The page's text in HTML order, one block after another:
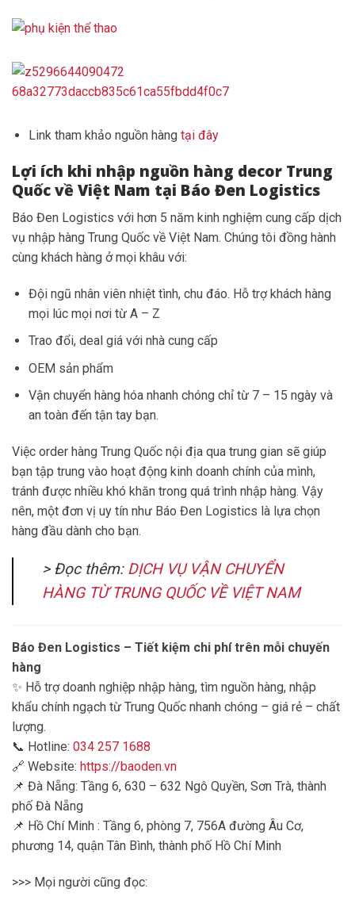
Link tham khảo nguồn hàng tại đây
Lợi ích khi nhập nguồn hàng decor Trung
Quốc về Việt Nam tại Báo Đen Logistics
Báo Đen Logistics với hơn 5 năm kinh nghiệm cung cấp dịch
vụ nhập hàng Trung Quốc về Việt Nam. Chúng tôi đồng hành
cùng khách hàng ở mọi khâu với:
Đội ngũ nhân viên nhiệt tình, chu đáo. Hỗ trợ khách hàng
mọi lúc mọi nơi từ A – Z
Trao đổi, deal giá với nhà cung cấp
OEM sản phẩm
Vận chuyển hàng hóa nhanh chóng chỉ từ 7 – 15 ngày và
an toàn đến tận tay bạn.
Việc order hàng Trung Quốc nội địa qua trung gian sẽ giúp
bạn tập trung vào hoạt động kinh doanh chính của mình,
tránh được nhiều khó khăn trong quá trình nhập hàng. Vậy
nên, một đơn vị uy tín như Báo Đen Logistics là lựa chọn
hàng đầu dành cho bạn.
> Đọc thêm: DỊCH VỤ VẬN CHUYỂN
HÀNG TỪ TRUNG QUỐC VỀ VIỆT NAM
Báo Đen Logistics – Tiết kiệm chi phí trên mỗi chuyến
hàng
✨ Hỗ trợ doanh nghiệp nhập hàng, tìm nguồn hàng, nhập
khẩu chính ngạch từ Trung Quốc nhanh chóng – giá rẻ – chất
lượng.
📞 Hotline: 034 257 1688
🔗 Website: https://baoden.vn
📌 Đà Nẵng: Tầng 6, 630 – 632 Ngô Quyền, Sơn Trà, thành
phố Đà Nẵng
📌 Hồ Chí Minh : Tầng 6, phòng 7, 756A đường Âu Cơ,
phương 14, quận Tân Bình, thành phố Hồ Chí Minh
>>> Mọi người cũng đọc: